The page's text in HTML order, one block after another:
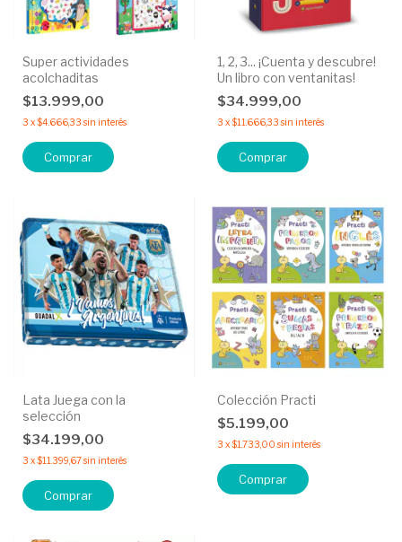
Super actividades
acolchaditas
$13.999,00
3 x$4.666,33 sin interés
Comprar
1, 2, 3... ¡Cuenta y descubre!
Un libro con ventanitas!
$34.999,00
3 x$11.666,33 sin interés
Lata Juega con la
selección
$34.199,00
3 x$11.399,67sin interés
Colección Practi
$5.199,00
3 x$1.733,00 sin interés
Comprar